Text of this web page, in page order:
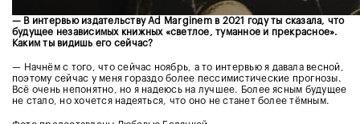
— В интервью издательству Ad Marginem в 2021 году ты сказала, что
будущее независимых книжных «светлое, туманное и прекрасное».
Каким ты видишь его сейчас?
— Начнём с того, что сейчас ноябрь, а то интервью я давала весной,
поэтому сейчас у меня гораздо более пессимистические прогнозы.
Всё очень непонятно, но я надеюсь на лучшее. Более ясным будущее
не стало, но хочется надеяться, что оно не станет более тёмным.